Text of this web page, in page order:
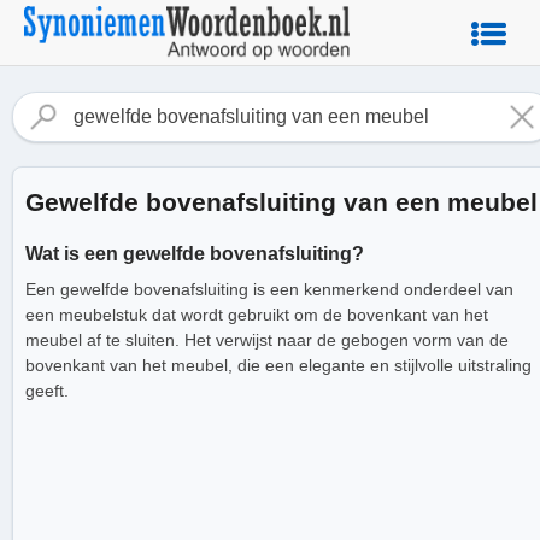
Gewelfde bovenafsluiting van een meubel
Wat is een gewelfde bovenafsluiting?
Een gewelfde bovenafsluiting is een kenmerkend onderdeel van
een meubelstuk dat wordt gebruikt om de bovenkant van het
meubel af te sluiten. Het verwijst naar de gebogen vorm van de
bovenkant van het meubel, die een elegante en stijlvolle uitstraling
geeft.